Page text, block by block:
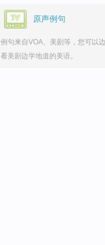
原声例句
例句来自VOA、美剧等，您可以边
看美剧边学地道的美语。